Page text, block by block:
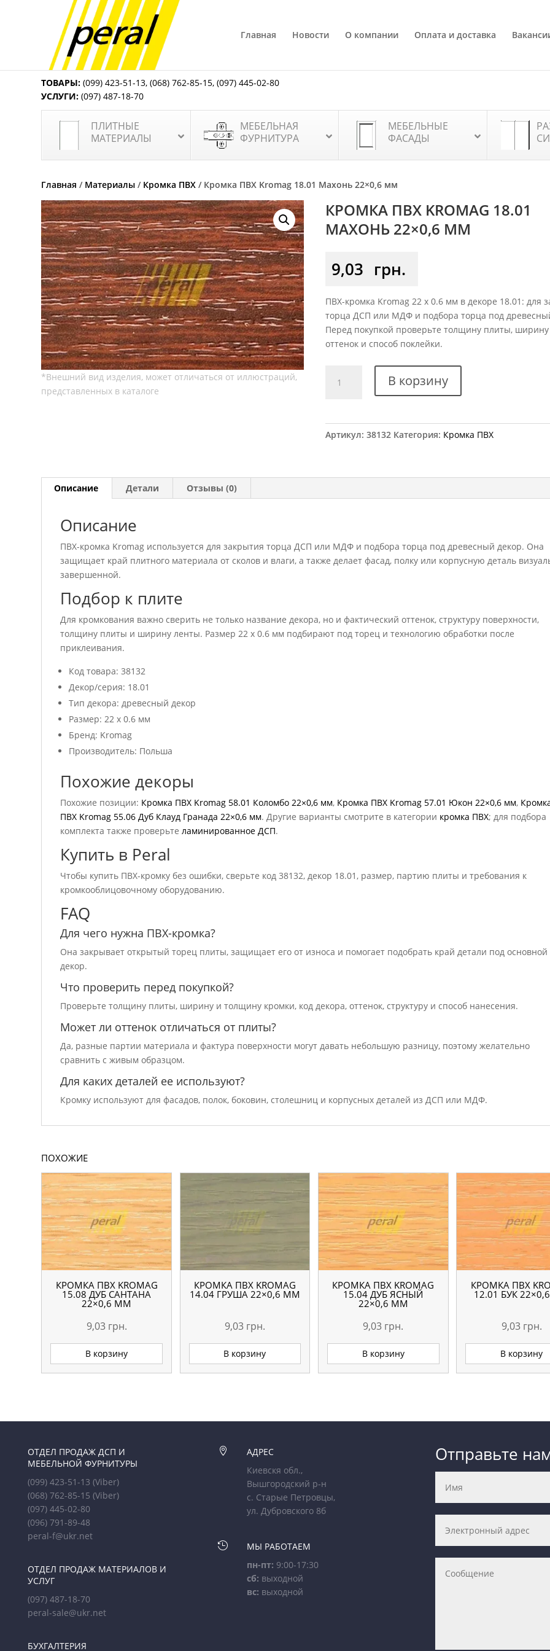
Главная Новости О компании Оплата и доставка
ТОВАРЫ: (099) 423-51-13,(068) 762-85-15,(097) 445-02-80
УСЛУГИ: (097) 487-18-70
ПЛИТНЫЕ
МАТЕРИАЛЫ
МЕБЕЛЬНАЯ
ФУРНИТУРА
МЕБЕЛЬНЫЕ
ФАСАДЫ
Главная / Материалы / Кромка ПВХ / Кромка ПВХ Kromag 18.01 Махонь 22×0,6 мм
КРОМКА ПВХ KROMAG 18.01
МАХОНЬ 22×0,6 ММ
9,03 грн.
ПВХ-кромка Kromag 22 x 0.6 мм в декоре 18.01: для
торца ДСП или МДФ и подбора торца под
Перед покупкой проверьте толщину плиты,
оттенок и способ поклейки.
товара
18.01
В корзину
Артикул:38132 Категория: Кромка ПВХ
Описание Детали Отзывы (0)
Описание
ПВХ-кромка Kromag используется для закрытия торца ДСП или МДФ и подбора торца под древесный декор. Она
защищает край плитного материала от сколов и влаги, а также делает фасад, полку или корпусную деталь
завершенной.
Подбор к плите
Для кромкования важно сверить не только название декора, но и фактический оттенок, структуру поверхности,
толщину плиты и ширину ленты. Размер 22 x 0.6 мм подбирают под торец и технологию обработки после
приклеивания.
Код товара: 38132
Декор/серия: 18.01
Тип декора: древесный декор
Размер: 22 x 0.6 мм
Бренд: Kromag
Производитель: Польша
Похожие декоры
Похожие позиции: Кромка ПВХ Kromag 58.01 Коломбо 22×0,6 мм, Кромка ПВХ Kromag 57.01 Юкон 22×0,6 мм,
ПВХ Kromag 55.06 Дуб Клауд Гранада 22×0,6 мм. Другие варианты смотрите в категории кромка ПВХ; для подбора
комплекта также проверьтеламинированное ДСП.
Купить в Peral
Чтобы купить ПВХ-кромку без ошибки, сверьте код 38132, декор 18.01, размер, партию плиты и требования к
кромкооблицовочному оборудованию.
FAQ
Для чего нужна ПВХ-кромка?
Она закрывает открытый торец плиты, защищает его от износа и помогает подобрать край детали под основной
декор.
Что проверить перед покупкой?
Проверьте толщину плиты, ширину и толщину кромки, код декора, оттенок, структуру и способ нанесения.
Может ли оттенок отличаться от плиты?
Да, разные партии материала и фактура поверхности могут давать небольшую разницу, поэтому желательно
сравнить с живым образцом.
Для каких деталей ее используют?
Кромку используют для фасадов, полок, боковин, столешниц и корпусных деталей из ДСП или МДФ.
ПОХОЖИЕ
КРОМКА ПВХ KROMAG
15.08 ДУБ САНТАНА
22×0,6 ММ
9,03 грн.
В корзину
КРОМКА ПВХ KROMAG
14.04 ГРУША 22×0,6 ММ
9,03 грн.
В корзину
КРОМКА ПВХ KROMAG
15.04 ДУБ ЯСНЫЙ
22×0,6 ММ
9,03 грн.
В корзину
КРОМКА ПВХ
12.01 БУК
9,03 грн.
В корзину
ОТДЕЛ ПРОДАЖ ДСП И
МЕБЕЛЬНОЙ ФУРНИТУРЫ
(099) 423-51-13(Viber)
(068) 762-85-15(Viber)
(097) 445-02-80
(096) 791-89-48
peral-f@ukr.net
ОТДЕЛ ПРОДАЖ МАТЕРИАЛОВ И
УСЛУГ
(097) 487-18-70
peral-sale@ukr.net
БУХГАЛТЕРИЯ

АДРЕС
Киевскя обл.,
Вышгородский р-н
с. Старые Петровцы,
ул. Дубровского 8б

МЫ РАБОТАЕМ
пн-пт: 9:00-17:30
сб: выходной
вс: выходной
Отправьте